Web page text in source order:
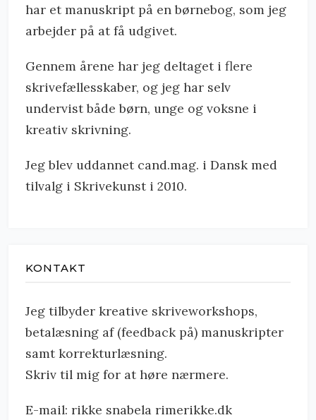
har et manuskript på en børnebog, som jeg
arbejder på at få udgivet.
Gennem årene har jeg deltaget i flere
skrivefællesskaber, og jeg har selv
undervist både børn, unge og voksne i
kreativ skrivning.
Jeg blev uddannet cand.mag. i Dansk med
tilvalg i Skrivekunst i 2010.
KONTAKT
Jeg tilbyder kreative skriveworkshops,
betalæsning af (feedback på) manuskripter
samt korrekturlæsning.
Skriv til mig for at høre nærmere.
E-mail: rikke snabela rimerikke.dk